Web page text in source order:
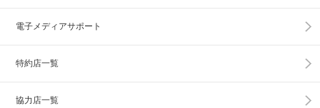
電子メディアサポート
特約店一覧
協力店一覧